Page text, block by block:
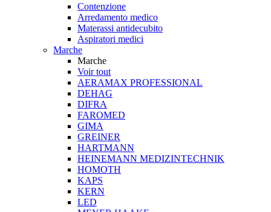
Contenzione
Arredamento medico
Materassi antidecubito
Aspiratori medici
Marche
Marche
Voir tout
AERAMAX PROFESSIONAL
DEHAG
DIFRA
FAROMED
GIMA
GREINER
HARTMANN
HEINEMANN MEDIZINTECHNIK
HOMOTH
KAPS
KERN
LED